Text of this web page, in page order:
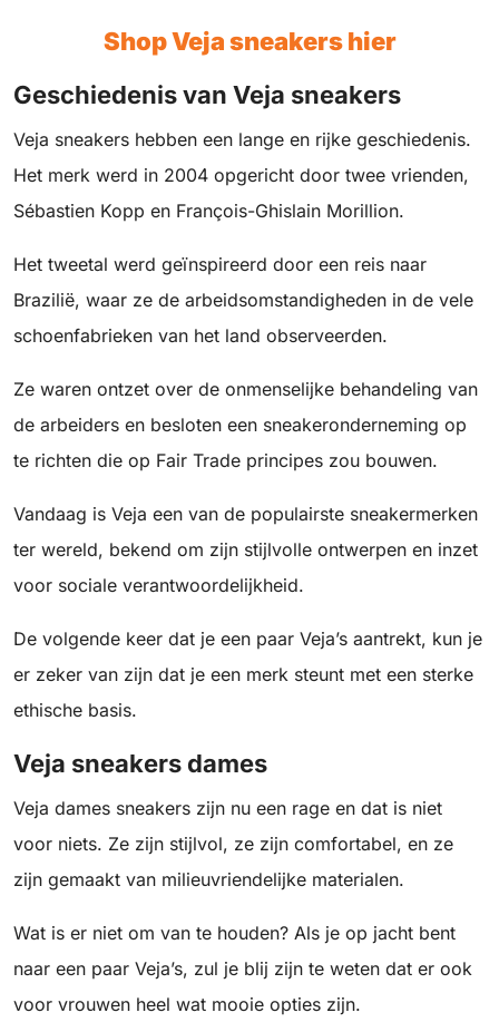
Shop Veja sneakershier
Geschiedenis van Veja sneakers
Veja sneakers hebben een lange en rijke geschiedenis.
Het merk werd in 2004 opgericht door twee vrienden,
Sébastien Kopp en François-Ghislain Morillion.
Het tweetal werd geïnspireerd door een reis naar
Brazilië, waar ze de arbeidsomstandigheden in de vele
schoenfabrieken van het land observeerden.
Ze waren ontzet over de onmenselijke behandeling van
de arbeiders en besloten een sneakeronderneming op
te richten die op Fair Trade principes zou bouwen.
Vandaag is Veja een van de populairste sneakermerken
ter wereld, bekend om zijn stijlvolle ontwerpen en inzet
voor sociale verantwoordelijkheid.
De volgende keer dat je een paar Veja’s aantrekt, kun je
er zeker van zijn dat je een merk steunt met een sterke
ethische basis.
Veja sneakers dames
Veja dames sneakers zijn nu een rage en dat is niet
voor niets. Ze zijn stijlvol, ze zijn comfortabel, en ze
zijn gemaakt van milieuvriendelijke materialen.
Wat is er niet om van te houden? Als je op jacht bent
naar een paar Veja’s, zul je blij zijn te weten dat er ook
voor vrouwen heel wat mooie opties zijn.